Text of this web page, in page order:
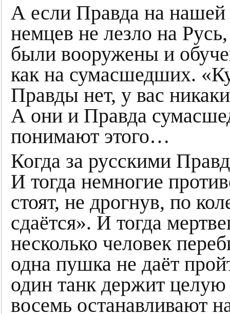
А если Правда на нашей
немцев не лезло на
были вооружены и
как на сумасшедших.
Правды нет, у вас
А они и Правда
понимают этого…
Когда за русскими
И тогда немногие
стоят, не дрогнув, по
сдаётся». И тогда
несколько человек
одна пушка не даёт
один танк держит
восемь останавливают